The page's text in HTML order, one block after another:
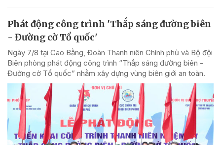
Phát động công trình 'Thắp sáng đường biên
- Đường cờ Tổ quốc'
Ngày 7/8 tại Cao Bằng, Đoàn Thanh niên Chính phủ và Bộ đội
Biên phòng phát động công trình “Thắp sáng đường biên -
Đường cờ Tổ quốc” nhằm xây dựng vùng biên giới an toàn.